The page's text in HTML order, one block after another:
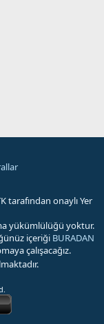
tarafından onaylı Yer
yükümlülüğü yoktur.
içeriği BURADAN
çalışacağız.